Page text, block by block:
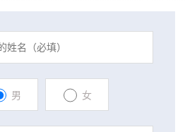
男 女